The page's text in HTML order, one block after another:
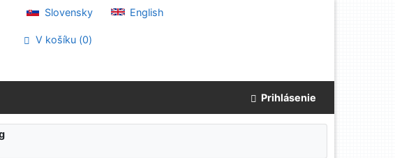
Slovensky English
V košíku (0)
Prihlásenie